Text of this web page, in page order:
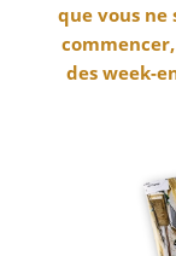
que vous ne
des week-